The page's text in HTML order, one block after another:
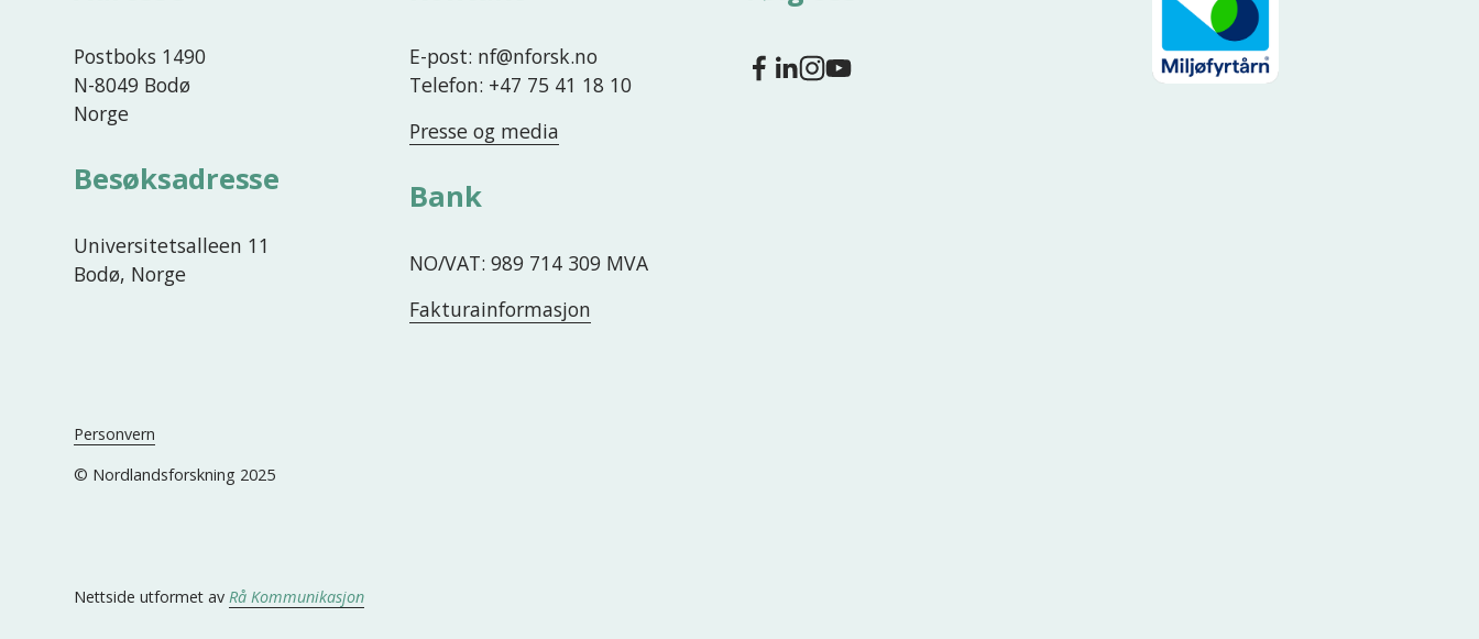
e
Postboks 1490
N-8049 Bodø
Norge
Besøksadresse
Universitetsalleen 11
Bodø, Norge
E-post: nf@nforsk.no
Telefon: +47 75 41 18 10
Presse og media
Bank
NO/VAT: 989 714 309 MVA
Fakturainformasjon
Personvern
© Nordlandsforskning 2025
Nettside utformet av Rå Kommunikasjon